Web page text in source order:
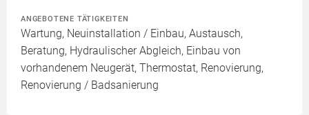
ANGEBOTENE TÄTIGKEITEN
Wartung, Neuinstallation / Einbau, Austausch,
Beratung, Hydraulischer Abgleich, Einbau von
vorhandenem Neugerät, Thermostat, Renovierung,
Renovierung / Badsanierung